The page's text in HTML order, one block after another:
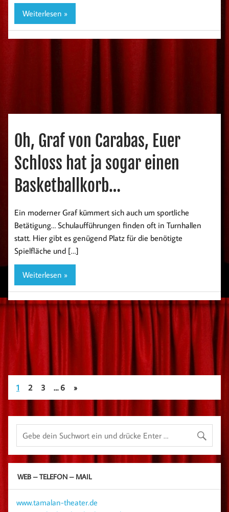
Weiterlesen »
Oh, Graf von Carabas, Euer
Schloss hat ja sogar einen
Basketballkorb…
Ein moderner Graf kümmert sich auch um sportliche
Betätigung… Schulaufführungen finden oft in Turnhallen
statt. Hier gibt es genügend Platz für die benötigte
Spielfläche und […]
Weiterlesen »
1 2 3 … 6 »
WEB – TELEFON – MAIL
www.tamalan-theater.de